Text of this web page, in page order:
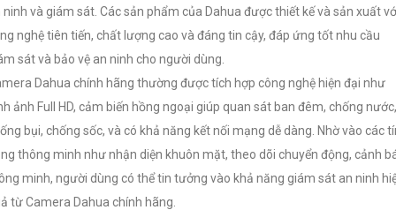
ninh và giám sát. Các sản phẩm của Dahua được thiết kế và sản xuất
nghệ tiên tiến, chất lượng cao và đáng tin cậy, đáp ứng tốt nhu cầu
sát và bảo vệ an ninh cho người dùng.
Dahua chính hãng thường được tích hợp công nghệ hiện đại như
ảnh Full HD, cảm biến hồng ngoại giúp quan sát ban đêm, chống nước,
bụi, chống sốc, và có khả năng kết nối mạng dễ dàng. Nhờ vào các
thông minh như nhận diện khuôn mặt, theo dõi chuyển động, cảnh
minh, người dùng có thể tin tưởng vào khả năng giám sát an ninh
từ Camera Dahua chính hãng.